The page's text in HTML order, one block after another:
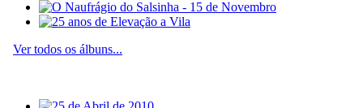
Ver todos os álbuns...